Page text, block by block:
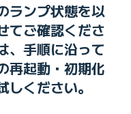
ランプ状態を以
てご確認くださ
、手順に沿って
再起動・初期化
ください。